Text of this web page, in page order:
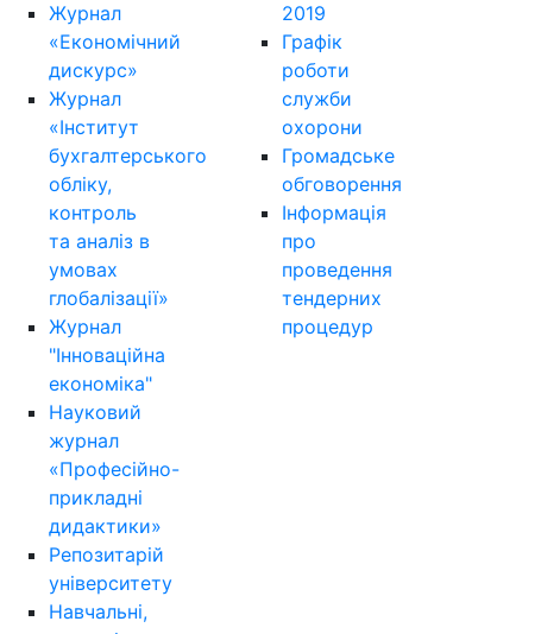
Журнал
«Економічний
дискурс»
Журнал
«Інститут
бухгалтерського
обліку,
контроль
та аналіз в
умовах
глобалізації»
Журнал
"Інноваційна
економіка"
Науковий
журнал
«Професійно-
прикладні
дидактики»
Репозитарій
університету
Навчальні,
2019
Графік
роботи
служби
охорони
Громадське
обговорення
Інформація
про
проведення
тендерних
процедур